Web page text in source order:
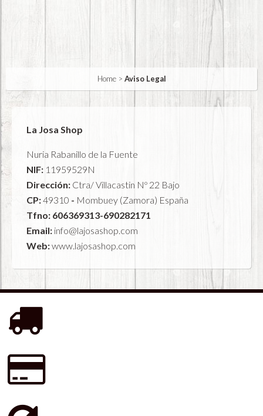
Home> Aviso Legal
La Josa Shop
Nuria Rabanillo de la Fuente
NIF: 11959529N
Dirección: Ctra/ Villacastin Nº 22 Bajo
CP:49310 - Mombuey (Zamora) España
Tfno: 606369313-690282171
Email: info@lajosashop.com
Web:www.lajosashop.com